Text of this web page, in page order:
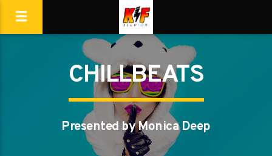
CHILLBEATS
Presented by Monica Deep